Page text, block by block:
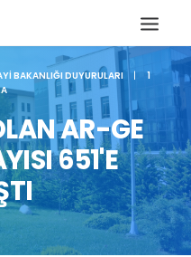
BAKANLIĞI DUYURULARI |
1
AR-GE
651'E